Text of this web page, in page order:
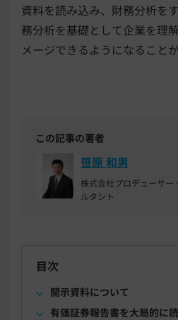
資料を読み込み、財務分析を
務分析を基礎として企業を理
メージできるようになること
この記事の著者
笹原 和男
株式会社プロデューサ
ルタント
目次
開示資料について
有価証券報告書を大局的に